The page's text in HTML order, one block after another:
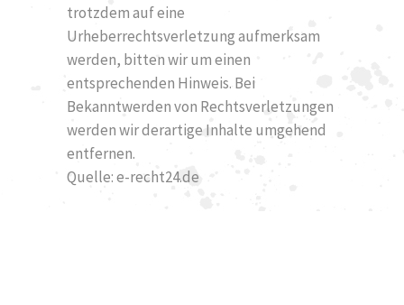
trotzdem auf eine
Urheberrechtsverletzung aufmerksam
werden, bitten wir um einen
entsprechenden Hinweis. Bei
Bekanntwerden von Rechtsverletzungen
werden wir derartige Inhalte umgehend
entfernen.
Quelle: e-recht24.de